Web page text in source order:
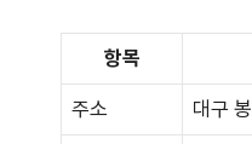
항목
주소 대구